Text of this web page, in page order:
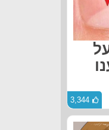
3,344